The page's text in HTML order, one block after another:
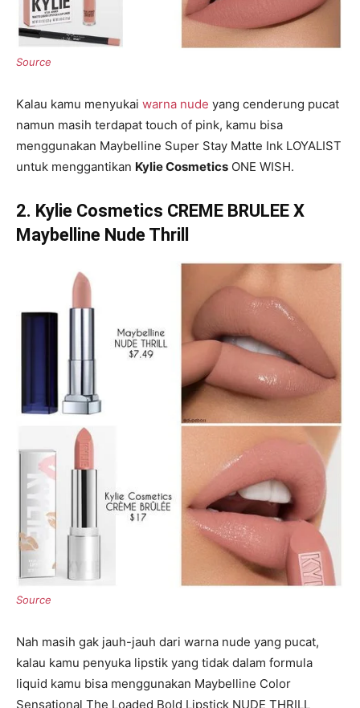
Kalau kamu menyukai warna nude yang cenderung pucat
namun masih terdapat touch of pink, kamu bisa
menggunakan Maybelline Super Stay Matte Ink LOYALIST
untuk menggantikan Kylie Cosmetics ONE WISH.
2. Kylie Cosmetics CREME BRULEE X
Maybelline Nude Thrill
Nah masih gak jauh-jauh dari warna nude yang pucat,
kalau kamu penyuka lipstik yang tidak dalam formula
liquid kamu bisa menggunakan Maybelline Color
Sensational The Loaded Bold Lipstick NUDE THRILL